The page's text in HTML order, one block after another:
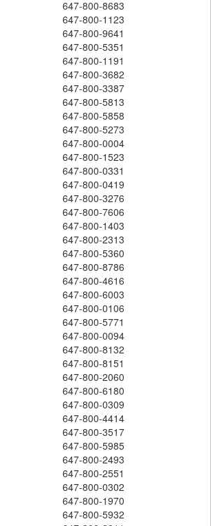
647-800-8683
647-800-1123
647-800-9641
647-800-5351
647-800-1191
647-800-3682
647-800-3387
647-800-5813
647-800-5858
647-800-5273
647-800-0004
647-800-1523
647-800-0331
647-800-0419
647-800-3276
647-800-7606
647-800-1403
647-800-2313
647-800-5360
647-800-8786
647-800-4616
647-800-6003
647-800-0106
647-800-5771
647-800-0094
647-800-8132
647-800-8151
647-800-2060
647-800-6180
647-800-0309
647-800-4414
647-800-3517
647-800-5985
647-800-2493
647-800-2551
647-800-0302
647-800-1970
647-800-5932